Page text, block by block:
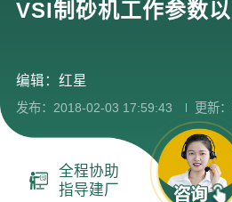
VSI制砂机工作参数
编辑：红星
发布：2018-02-03 17:59:43 更新
全程协助
指导建厂